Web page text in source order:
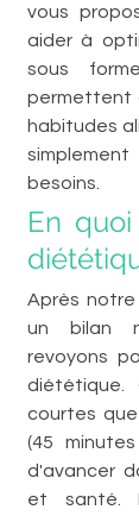
vous
aider à
sous
permettent
habitudes
besoins.
En
Après
un bilan
revoyons
diététique.
courtes
(45
d'avancer
et santé.